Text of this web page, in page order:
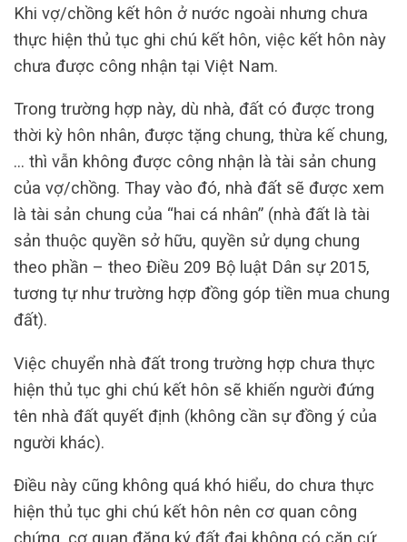
Khi vợ/chồng kết hôn ở nước ngoài nhưng chưa
thực hiện thủ tục ghi chú kết hôn, việc kết hôn này
chưa được công nhận tại Việt Nam.
Trong trường hợp này, dù nhà, đất có được trong
thời kỳ hôn nhân, được tặng chung, thừa kế chung,
… thì vẫn không được công nhận là tài sản chung
của vợ/chồng. Thay vào đó, nhà đất sẽ được xem
là tài sản chung của “hai cá nhân” (nhà đất là tài
sản thuộc quyền sở hữu, quyền sử dụng chung
theo phần – theo Điều 209 Bộ luật Dân sự 2015,
tương tự như trường hợp đồng góp tiền mua chung
đất).
Việc chuyển nhà đất trong trường hợp chưa thực
hiện thủ tục ghi chú kết hôn sẽ khiến người đứng
tên nhà đất quyết định (không cần sự đồng ý của
người khác).
Điều này cũng không quá khó hiểu, do chưa thực
hiện thủ tục ghi chú kết hôn nên cơ quan công
chứng, cơ quan đăng ký đất đai không có căn cứ